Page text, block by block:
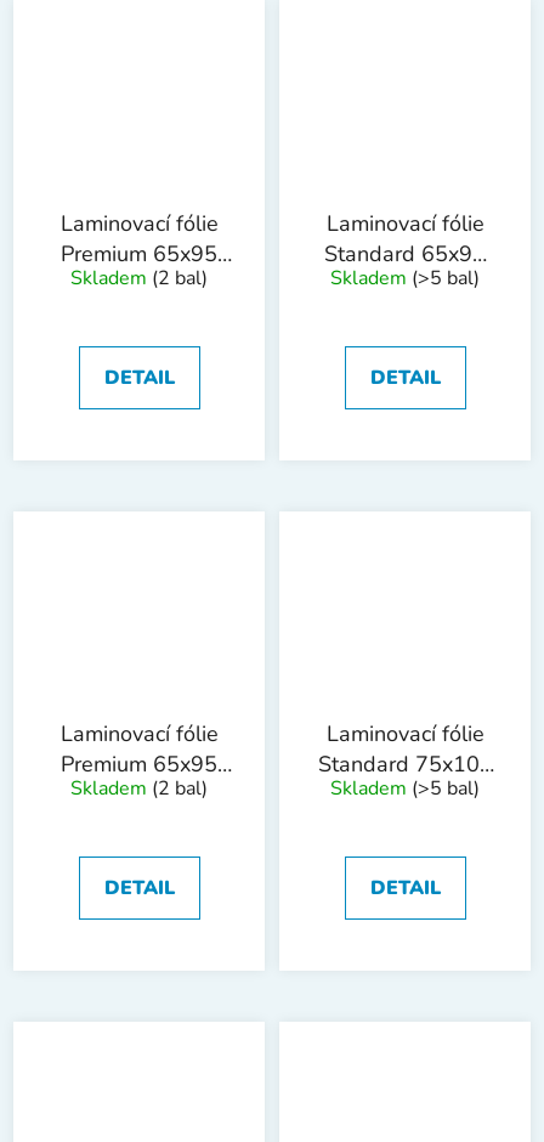
Laminovací fólie
Premium 65x95
mm, 80mic, 100ks
Skladem (2 bal)
DETAIL
Laminovací fólie
Standard 65x95
mm, 125mic,
Skladem (>5 bal)
DETAIL
Laminovací fólie
Premium 65x95
mm, 125mic,
Skladem (2 bal)
DETAIL
Laminovací fólie
Standard 75x105
mm, 80mic, 100ks
Skladem (>5 bal)
DETAIL